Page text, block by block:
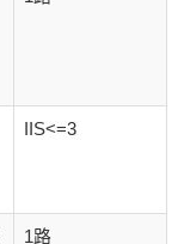
IIS<=3
1路